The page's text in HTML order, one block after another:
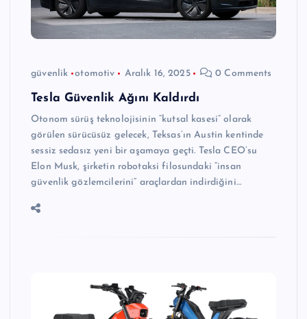
güvenlik otomotiv Aralık 16, 2025 0 Comments
Tesla Güvenlik Ağını Kaldırdı
Otonom sürüş teknolojisinin “kutsal kasesi” olarak
görülen sürücüsüz gelecek, Teksas’ın Austin kentinde
sessiz sedasız yeni bir aşamaya geçti. Tesla CEO’su
Elon Musk, şirketin robotaksi filosundaki “insan
güvenlik gözlemcilerini” araçlardan indirdiğini…